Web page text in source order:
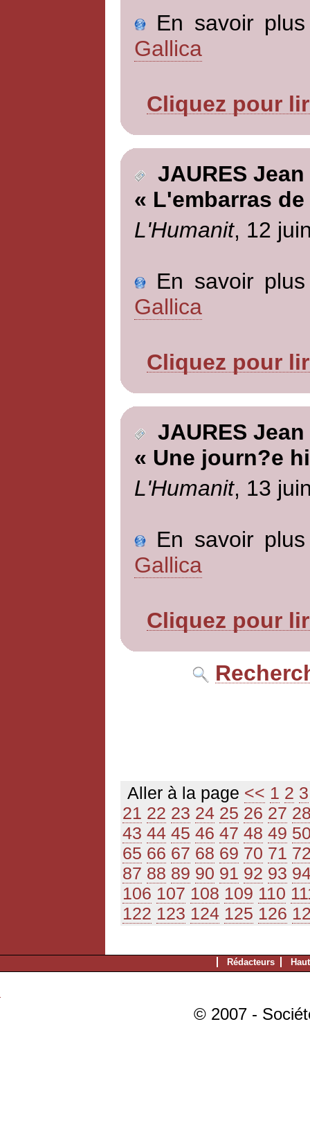
En savoir
Gallica
Cliquez pour
JAURES Jean
« L'embarras
L'Humanit, 12
En savoir
Gallica
Cliquez pour
JAURES Jean
« Une journ?e
L'Humanit, 13
En savoir
Gallica
Cliquez pour
Aller à la page << 1 2 3
21 22 23 24 25 26 27
43 44 45 46 47 48 49
65 66 67 68 69 70 71
87 88 89 90 91 92 93
106 107 108 109 110
122 123 124 125 126
Rédacteurs
© 2007 -